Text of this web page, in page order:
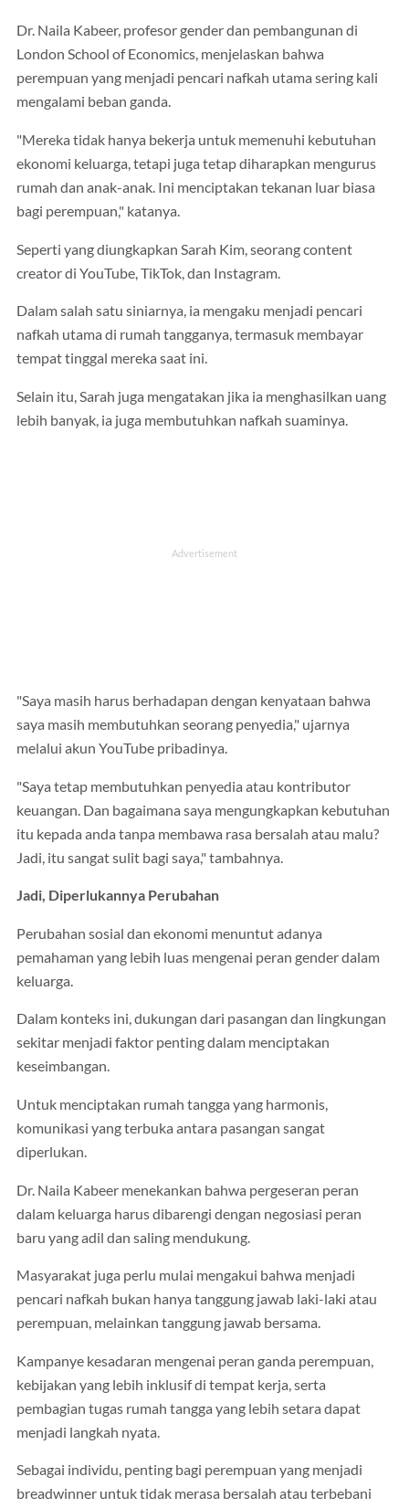
Dr. Naila Kabeer, profesor gender dan pembangunan di
London School of Economics, menjelaskan bahwa
perempuan yang menjadi pencari nafkah utama sering kali
mengalami beban ganda.
"Mereka tidak hanya bekerja untuk memenuhi kebutuhan
ekonomi keluarga, tetapi juga tetap diharapkan mengurus
rumah dan anak-anak. Ini menciptakan tekanan luar biasa
bagi perempuan," katanya.
Seperti yang diungkapkan Sarah Kim, seorang content
creator di YouTube, TikTok, dan Instagram.
Dalam salah satu siniarnya, ia mengaku menjadi pencari
nafkah utama di rumah tangganya, termasuk membayar
tempat tinggal mereka saat ini.
Selain itu, Sarah juga mengatakan jika ia menghasilkan uang
lebih banyak, ia juga membutuhkan nafkah suaminya.
"Saya masih harus berhadapan dengan kenyataan bahwa
saya masih membutuhkan seorang penyedia," ujarnya
melalui akun YouTube pribadinya.
"Saya tetap membutuhkan penyedia atau kontributor
keuangan. Dan bagaimana saya mengungkapkan kebutuhan
itu kepada anda tanpa membawa rasa bersalah atau malu?
Jadi, itu sangat sulit bagi saya," tambahnya.
Jadi, Diperlukannya Perubahan
Perubahan sosial dan ekonomi menuntut adanya
pemahaman yang lebih luas mengenai peran gender dalam
keluarga.
Dalam konteks ini, dukungan dari pasangan dan lingkungan
sekitar menjadi faktor penting dalam menciptakan
keseimbangan.
Untuk menciptakan rumah tangga yang harmonis,
komunikasi yang terbuka antara pasangan sangat
diperlukan.
Dr. Naila Kabeer menekankan bahwa pergeseran peran
dalam keluarga harus dibarengi dengan negosiasi peran
baru yang adil dan saling mendukung.
Masyarakat juga perlu mulai mengakui bahwa menjadi
pencari nafkah bukan hanya tanggung jawab laki-laki atau
perempuan, melainkan tanggung jawab bersama.
Kampanye kesadaran mengenai peran ganda perempuan,
kebijakan yang lebih inklusif di tempat kerja, serta
pembagian tugas rumah tangga yang lebih setara dapat
menjadi langkah nyata.
Sebagai individu, penting bagi perempuan yang menjadi
breadwinner untuk tidak merasa bersalah atau terbebani